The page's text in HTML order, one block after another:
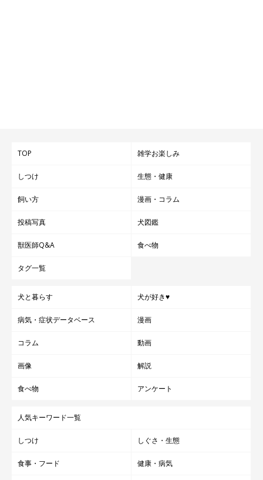
TOP 雑学お楽しみ
しつけ 生態・健康
飼い方 漫画・コラム
投稿写真 犬図鑑
獣医師Q&A 食べ物
タグ一覧
犬と暮らす 犬が好き♥
病気・症状データベース 漫画
コラム 動画
画像 解説
食べ物 アンケート
人気キーワード一覧
しつけ しぐさ・生態
食事・フード 健康・病気